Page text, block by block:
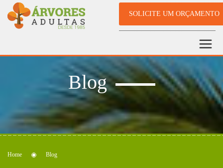
SOLICITE UM ORÇAMENTO
Blog
Home Blog